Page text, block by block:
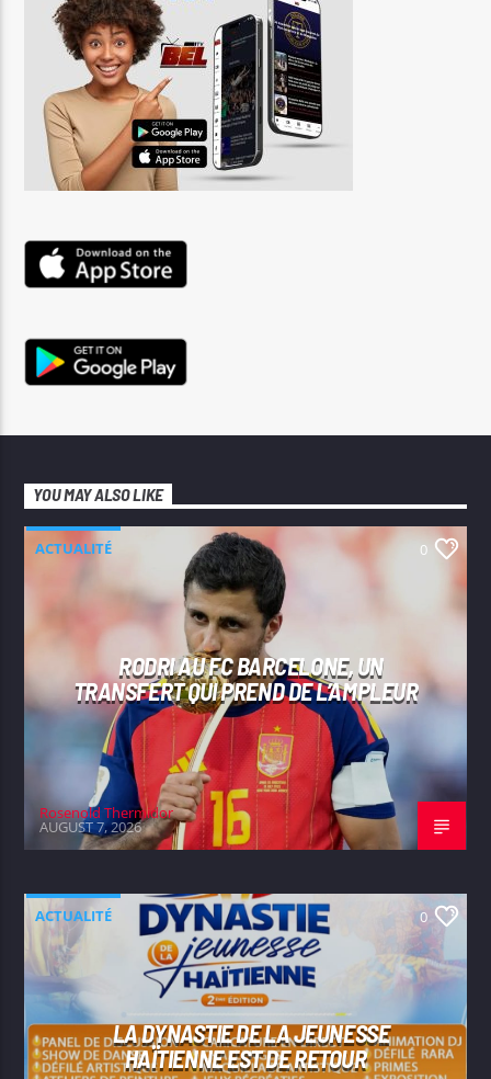
YOU MAY ALSO LIKE
ACTUALITÉ 0
RODRI AU FC BARCELONE, UN
TRANSFERT QUI PREND DE L’AMPLEUR
Rosenold Thermidor
AUGUST 7, 2026
ACTUALITÉ 0
LA DYNASTIE DE LA JEUNESSE
HAÏTIENNE EST DE RETOUR